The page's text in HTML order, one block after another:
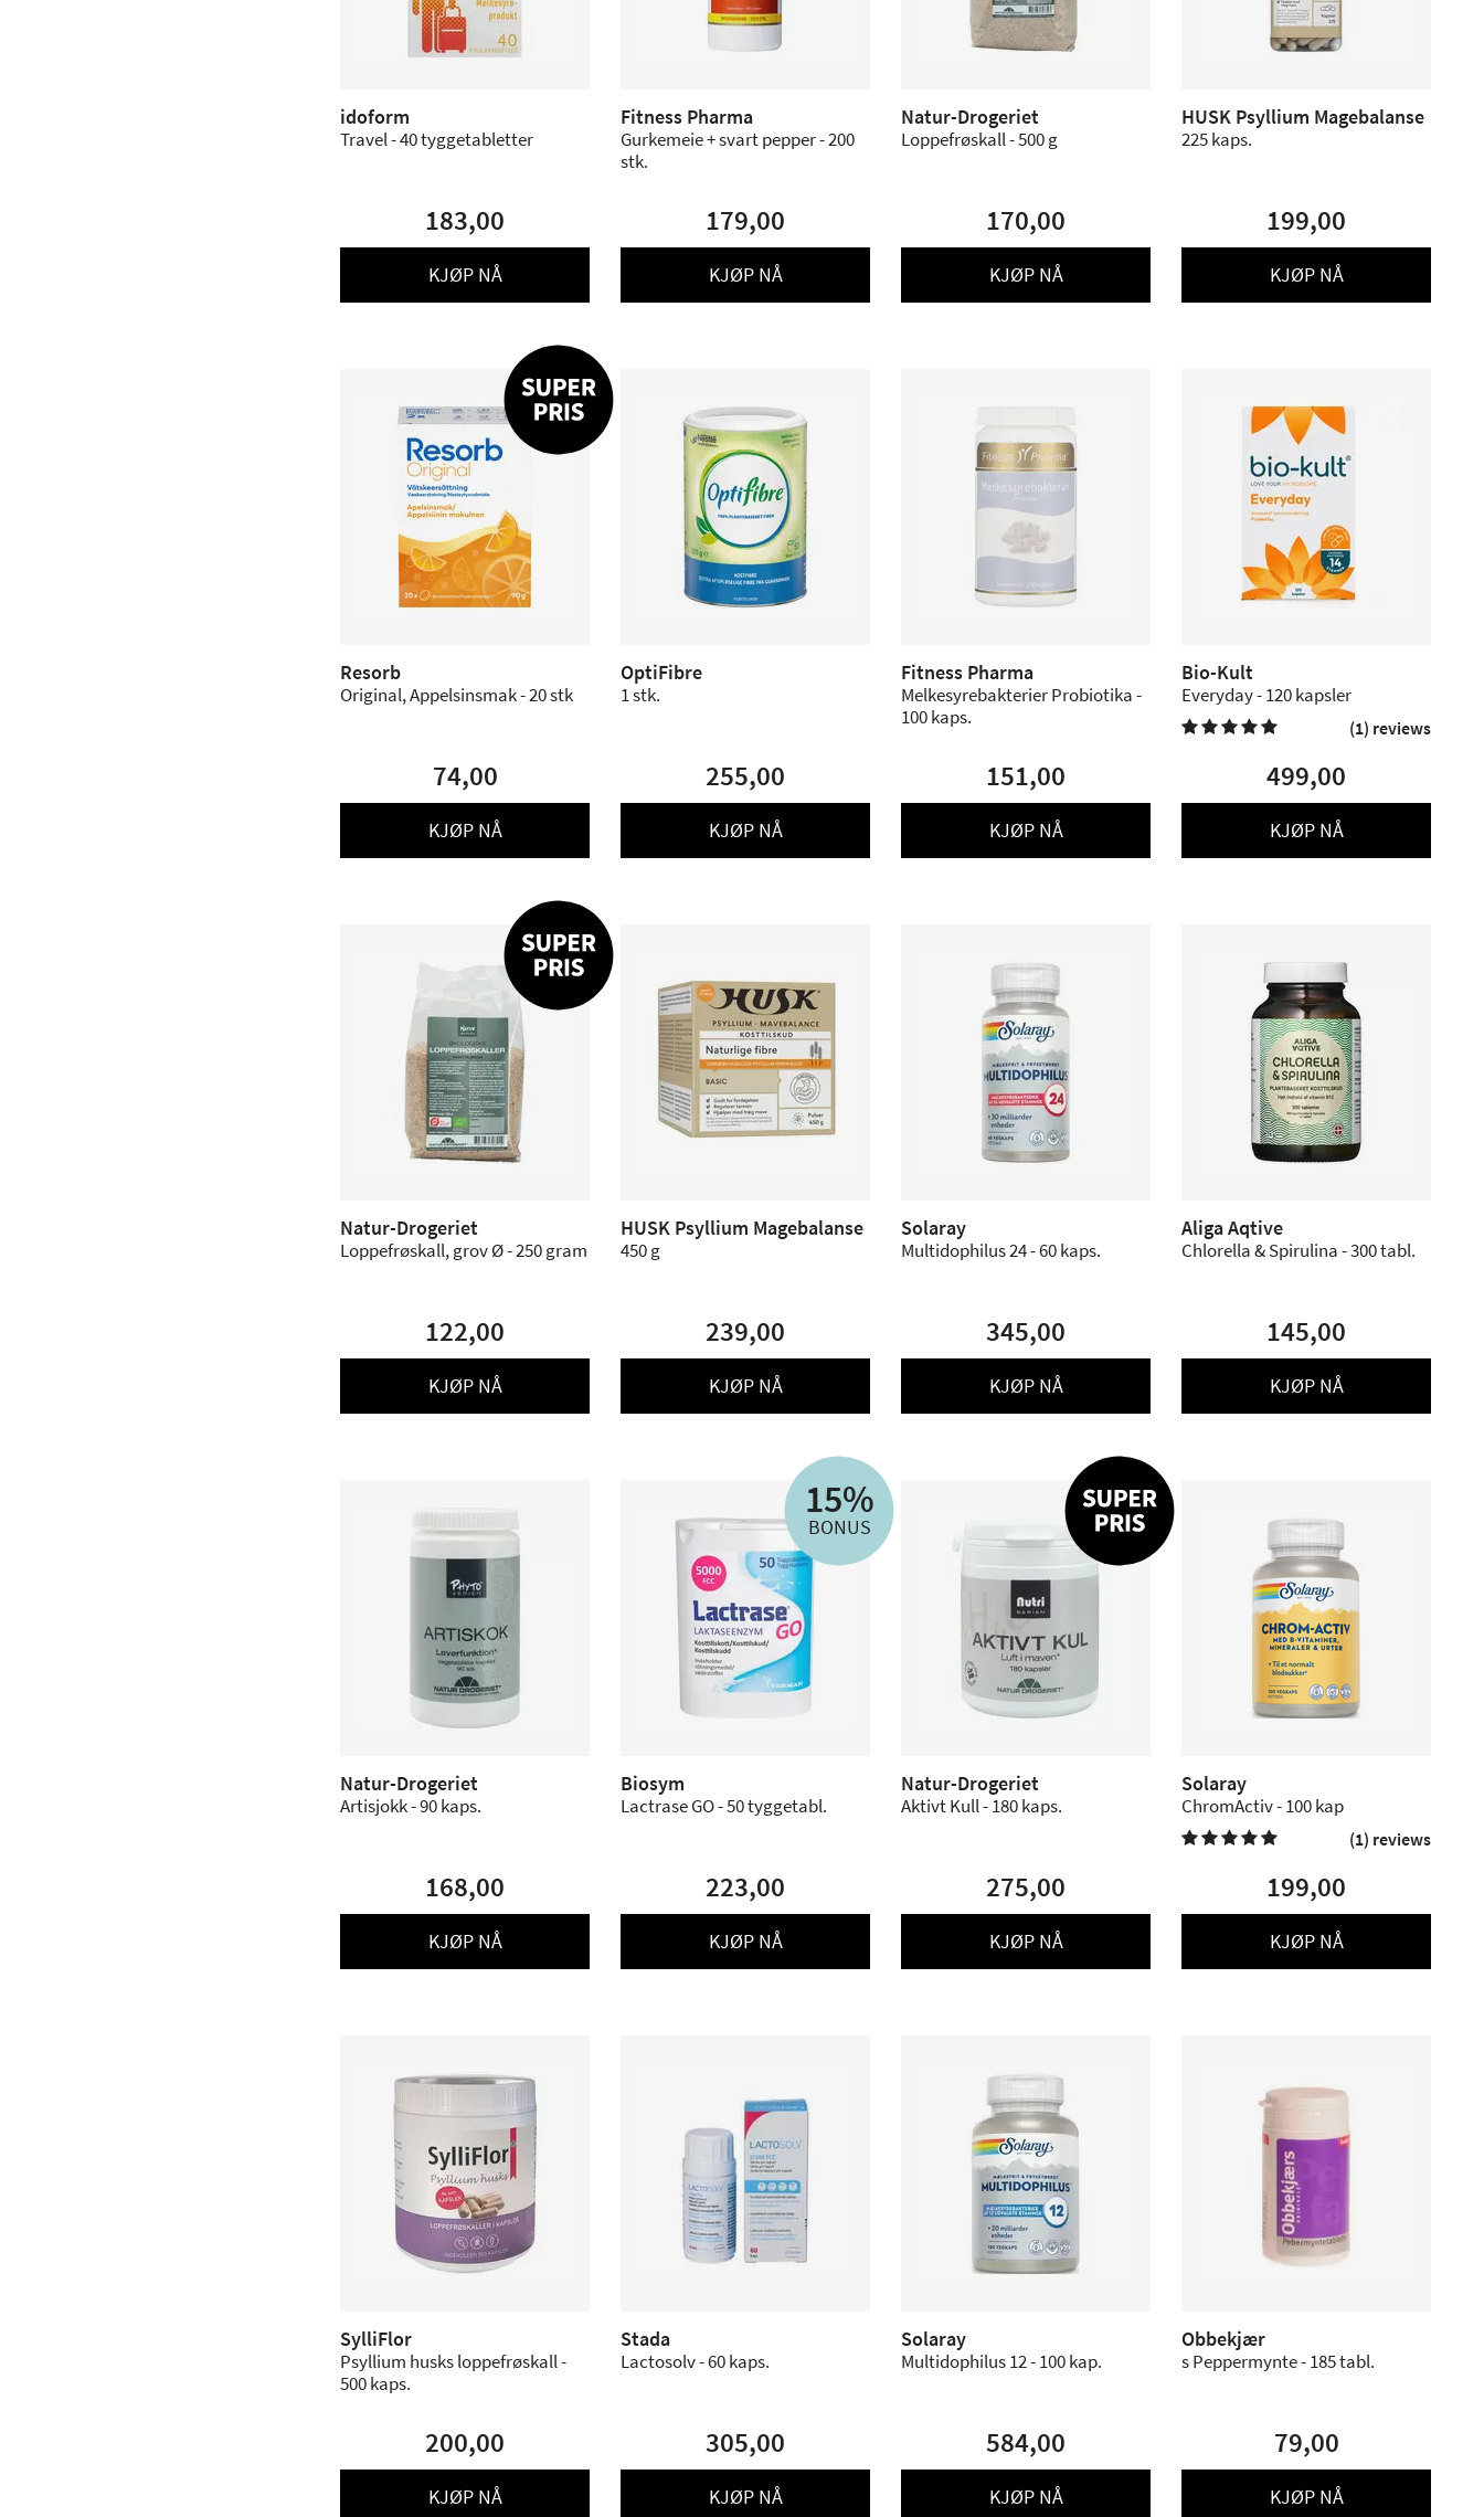
idoform
Travel - 40 tyggetabletter
183,00
KJØP NÅ
Fitness Pharma
Gurkemeie + svart pepper - 200
stk.
179,00
KJØP NÅ
Natur-Drogeriet
Loppefrøskall - 500 g
170,00
KJØP NÅ
HUSK Psyllium Magebalanse
225 kaps.
199,00
KJØP NÅ
Resorb
Original, Appelsinsmak - 20 stk
74,00
KJØP NÅ
OptiFibre
1 stk.
255,00
KJØP NÅ
Fitness Pharma
Melkesyrebakterier Probiotika -
100 kaps.
151,00
KJØP NÅ
Bio-Kult
Everyday - 120 kapsler
 (1) reviews
499,00
KJØP NÅ
Natur-Drogeriet
Loppefrøskall, grov Ø - 250 gram
122,00
KJØP NÅ
HUSK Psyllium Magebalanse
450 g
239,00
KJØP NÅ
Solaray
Multidophilus 24 - 60 kaps.
345,00
KJØP NÅ
Aliga Aqtive
Chlorella & Spirulina - 300 tabl.
145,00
KJØP NÅ
Natur-Drogeriet
Artisjokk - 90 kaps.
168,00
KJØP NÅ
15%
BONUS
Biosym
Lactrase GO - 50 tyggetabl.
223,00
KJØP NÅ
Natur-Drogeriet
Aktivt Kull - 180 kaps.
275,00
KJØP NÅ
Solaray
ChromActiv - 100 kap
 (1) reviews
199,00
KJØP NÅ
SylliFlor
Psyllium husks loppefrøskall -
500 kaps.
200,00
KJØP NÅ
Stada
Lactosolv - 60 kaps.
305,00
KJØP NÅ
Solaray
Multidophilus 12 - 100 kap.
584,00
KJØP NÅ
Obbekjær
s Peppermynte - 185 tabl.
79,00
KJØP NÅ